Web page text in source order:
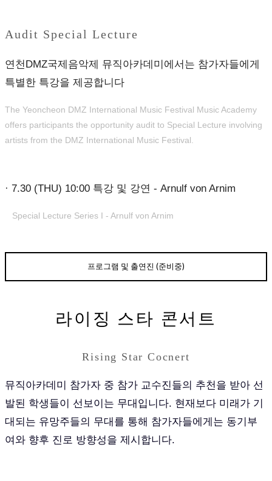
Audit Special Lecture
연천DMZ국제음악제 뮤직아카데미에서는 참가자들에게
특별한 특강을 제공합니다
The Yeoncheon DMZ International Music Festival Music Academy
offers participants the opportunity audit to Special Lecture involving
artists from the DMZ International Music Festival.
· 7.30 (THU) 10:00 특강 및 강연 - Arnulf von Arnim
Special Lecture Series I - Arnulf von Arnim
프로그램 및 출연진 (준비중)
라이징 스타 콘서트
Rising Star Cocnert
뮤직아카데미 참가자 중 참가 교수진들의 추천을 받아 선
발된 학생들이 선보이는 무대입니다. 현재보다 미래가 기
대되는 유망주들의 무대를 통해 참가자들에게는 동기부
여와 향후 진로 방향성을 제시합니다.